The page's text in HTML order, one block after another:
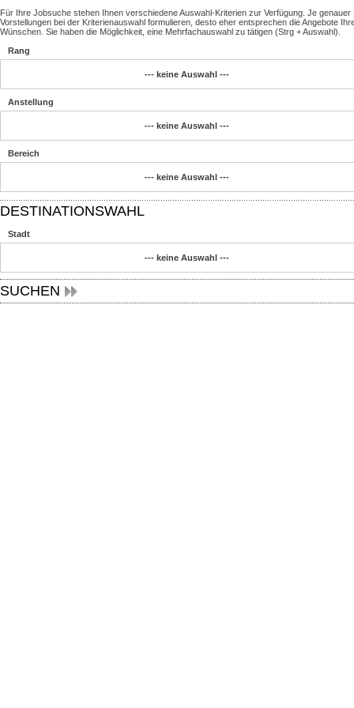
Für Ihre Jobsuche stehen Ihnen verschiedene Auswahl-Kriterien zur Verfügung. Je genauer
Vorstellungen bei der Kriterienauswahl formulieren, desto eher entsprechen die Angebote
Wünschen. Sie haben die Möglichkeit, eine Mehrfachauswahl zu tätigen (Strg + Auswahl).
Rang
--- keine Auswahl ---
Anstellung
--- keine Auswahl ---
Bereich
--- keine Auswahl ---
DESTINATIONSWAHL
Stadt
--- keine Auswahl ---
SUCHEN